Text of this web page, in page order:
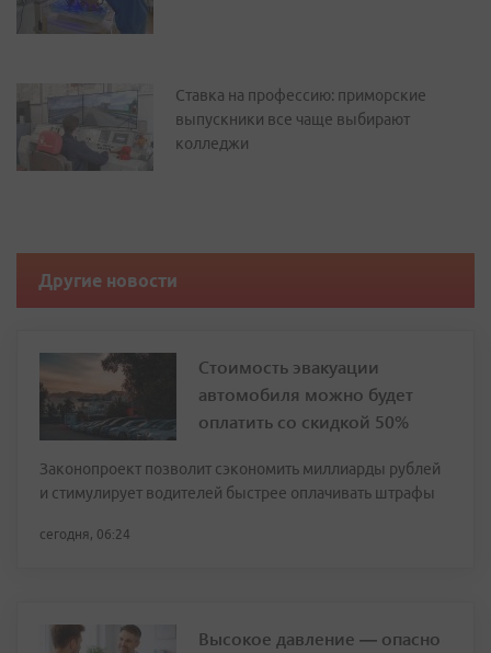
Ставка на профессию: приморские
выпускники все чаще выбирают
колледжи
Другие новости
Стоимость эвакуации
автомобиля можно будет
оплатить со скидкой 50%
Законопроект позволит сэкономить миллиарды рублей
и стимулирует водителей быстрее оплачивать штрафы
сегодня, 06:24
Высокое давление — опасно